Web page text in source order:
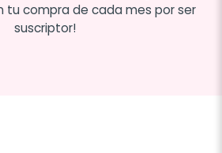
tu compra de cada mes por ser
suscriptor!